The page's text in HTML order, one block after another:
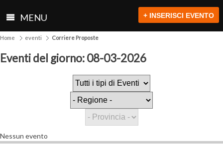
MENU + INSERISCI EVENTO
Home eventi Corriere Proposte
Eventi del giorno: 08-03-2026
Nessun evento